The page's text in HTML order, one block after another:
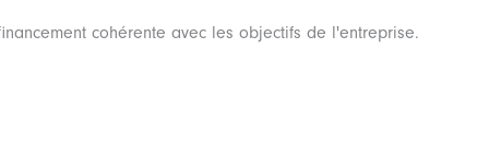
cohérente avec les objectifs de l'entreprise.